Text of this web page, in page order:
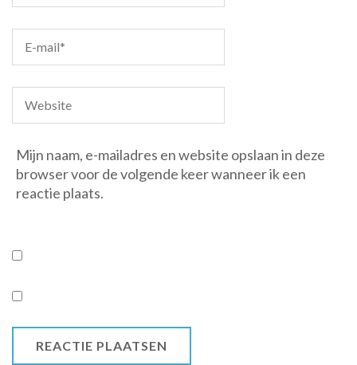
Mijn naam, e-mailadres en website opslaan in deze
browser voor de volgende keer wanneer ik een
reactie plaats.